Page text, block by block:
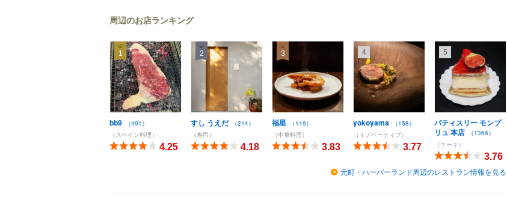
周辺のお店ランキング
1
bb9
（491）
（スペイン料理）
4.25
2
すし うえだ
（214）
（寿司）
4.18
3
福星
（119）
（中華料理）
3.83
4
yokoyama
（158）
（イノベーティブ）
3.77
5
パティスリー モンプ
リュ 本店
（1366）
（ケーキ）
3.76
元町・ハーバーランド周辺のレストラン情報を見る